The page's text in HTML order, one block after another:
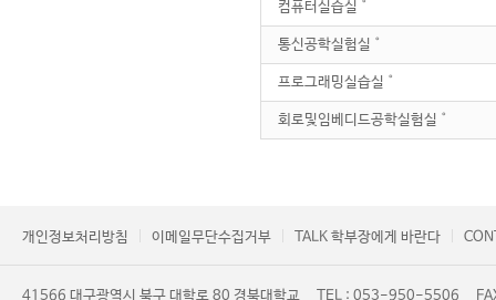
컴퓨터실습실˚
통신공학실험실˚
프로그래밍실습실˚
회로및임베디드공학실험실˚
개인정보처리방침 이메일무단수집거부 TALK 학부장에게 바란다
41566 대구광역시 북구 대학로 80 경북대학교 TEL : 053-950-5506